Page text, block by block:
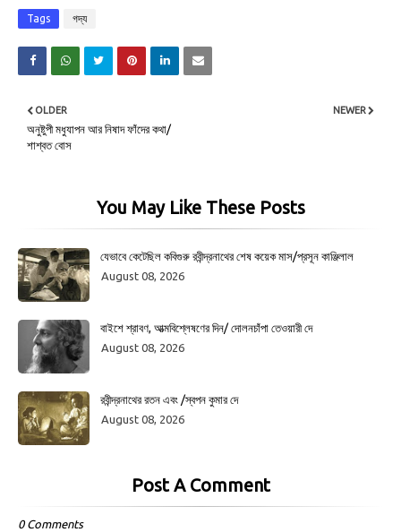
Tags গদ্য
NEWER
OLDER
অনুষ্টুপী মধুযাপন আর নিষাদ ফাঁদের কথা/
শাশ্বত বোস
You May Like These Posts
যেভাবে কেটেছিল কবিগুরু রবীন্দ্রনাথের শেষ কয়েক মাস/প্রসূন কাঞ্জিলাল
August 08, 2026
বাইশে শ্রাবণ, আত্মবিশ্লেষণের দিন/ দোলনচাঁপা তেওয়ারী দে
August 08, 2026
রবীন্দ্রনাথের রতন এবং /স্বপন কুমার দে
August 08, 2026
Post A Comment
0 Comments